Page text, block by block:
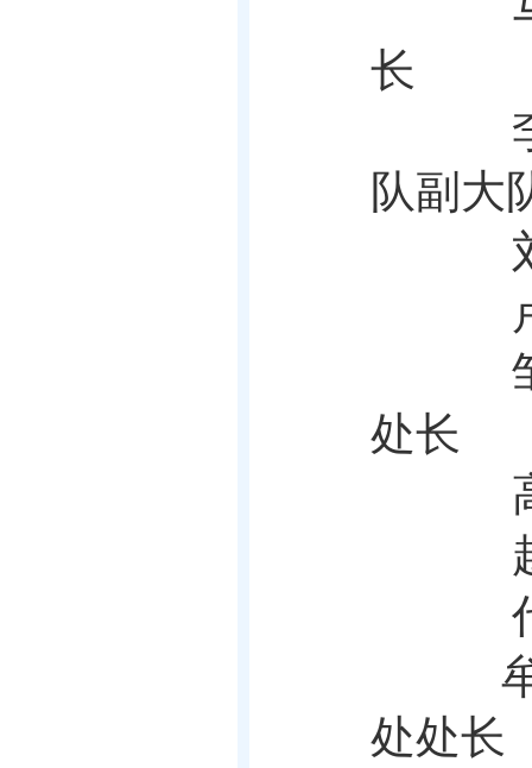
长
队副大
邹
处长
高
赵
处处长